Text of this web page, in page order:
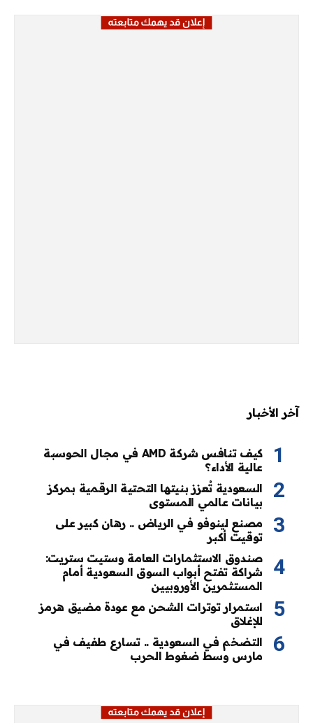
آخر الأخبار
كيف تنافس شركة AMD في مجال الحوسبة
عالية الأداء؟
السعودية تُعزز بنيتها التحتية الرقمية بمركز
بيانات عالمي المستوى
مصنع لينوفو في الرياض .. رهان كبير على
توقيت أكبر
صندوق الاستثمارات العامة وستيت ستريت:
شراكة تفتح أبواب السوق السعودية أمام
المستثمرين الأوروبيين
استمرار توترات الشحن مع عودة مضيق هرمز
للإغلاق
التضخم في السعودية .. تسارع طفيف في
مارس وسط ضغوط الحرب